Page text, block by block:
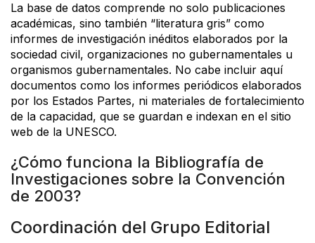
La base de datos comprende no solo publicaciones
académicas, sino también “literatura gris” como
informes de investigación inéditos elaborados por la
sociedad civil, organizaciones no gubernamentales u
organismos gubernamentales. No cabe incluir aquí
documentos como los informes periódicos elaborados
por los Estados Partes, ni materiales de fortalecimiento
de la capacidad, que se guardan e indexan en el sitio
web de la UNESCO.
¿Cómo funciona la Bibliografía de
Investigaciones sobre la Convención
de 2003?
Coordinación del Grupo Editorial